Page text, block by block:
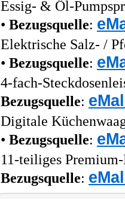
Essig- & Öl-
• Bezugsquelle:
Elektrische Salz- /
• Bezugsquelle:
4-fach-
Bezugsquelle:
Digitale
• Bezugsquelle:
11-teiliges
Bezugsquelle: